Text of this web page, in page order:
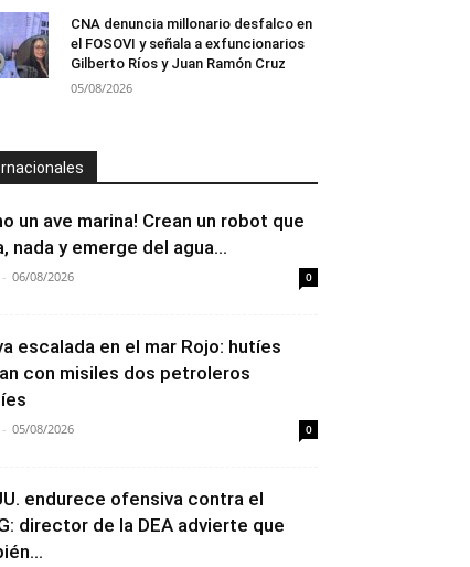
CNA denuncia millonario desfalco en
el FOSOVI y señala a exfuncionarios
Gilberto Ríos y Juan Ramón Cruz
05/08/2026
un ave marina! Crean un robot que
nada y emerge del agua...
- 06/08/2026 0
escalada en el mar Rojo: hutíes
con misiles dos petroleros
- 05/08/2026 0
endurece ofensiva contra el
director de la DEA advierte que